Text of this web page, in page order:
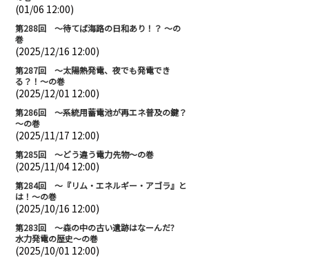
(01/06 12:00)
第288回 ～待てば海路の日和あり！？ ～の
巻
(2025/12/16 12:00)
第287回 ～太陽熱発電、夜でも発電でき
る？！～の巻
(2025/12/01 12:00)
第286回 ～系統用蓄電池が再エネ普及の鍵？
～の巻
(2025/11/17 12:00)
第285回 ～どう違う電力先物～の巻
(2025/11/04 12:00)
第284回 ～『リム・エネルギー・アゴラ』と
は！～の巻
(2025/10/16 12:00)
第283回 ～森の中の古い遺跡はなーんだ?
水力発電の歴史～の巻
(2025/10/01 12:00)